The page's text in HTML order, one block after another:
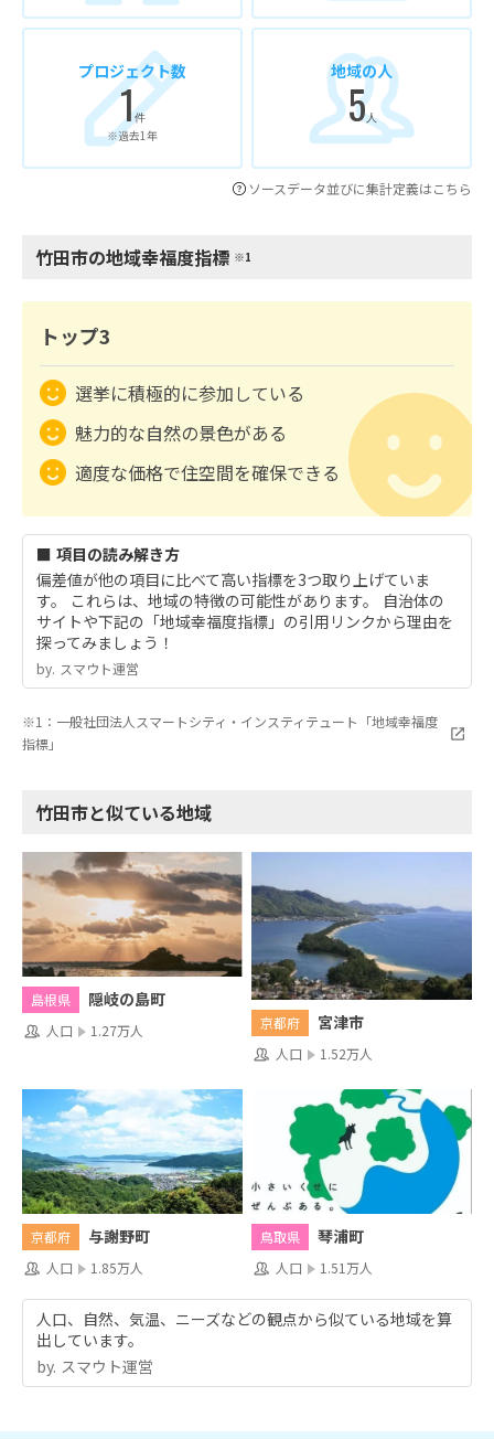
プロジェクト数
1件
※過去1年
地域の人
5人
ソースデータ並びに集計定義はこちら
竹田市の地域幸福度指標 ※1
トップ3
選挙に積極的に参加している
魅力的な自然の景色がある
適度な価格で住空間を確保できる
■ 項目の読み解き方
偏差値が他の項目に比べて高い指標を3つ取り上げていま
す。 これらは、地域の特徴の可能性があります。 自治体の
サイトや下記の「地域幸福度指標」の引用リンクから理由を
探ってみましょう！
by.︎ スマウト運営
※1：一般社団法人スマートシティ・インスティテュート「地域幸福度
指標」
竹田市と似ている地域
島根県 隠岐の島町
人口 1.27万人 京都府 宮津市
人口 1.52万人
京都府 与謝野町
人口 1.85万人
鳥取県 琴浦町
人口 1.51万人
人口、自然、気温、ニーズなどの観点から似ている地域を算
出しています。
by.︎ スマウト運営